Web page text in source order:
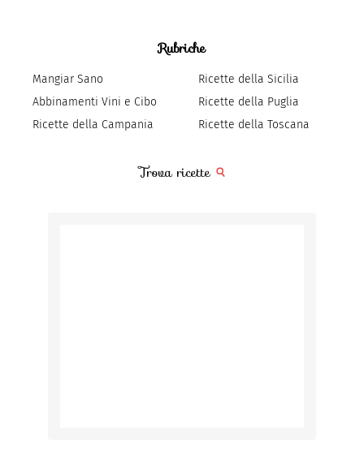
Rubriche
Mangiar Sano
Abbinamenti Vini e Cibo
Ricette della Campania
Ricette della Sicilia
Ricette della Puglia
Ricette della Toscana
Trova ricette